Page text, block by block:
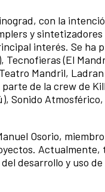
con la
y
interés. Se ha
Tecnofieras (El
Mandril,
de la crew de
Sonido
Osorio,
desarrollo y uso